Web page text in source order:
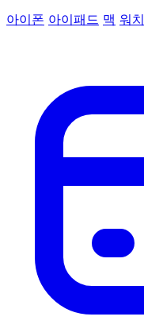
아이폰 아이패드 맥 워치